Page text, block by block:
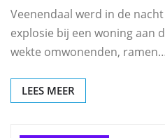
Veenendaal werd in de
explosie bij een woning aan
wekte omwonenden,
LEES MEER